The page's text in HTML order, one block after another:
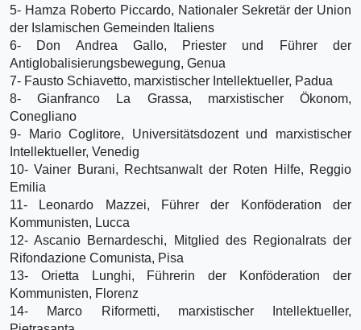
5- Hamza Roberto Piccardo, Nationaler Sekretär der Union
der Islamischen Gemeinden Italiens
6- Don Andrea Gallo, Priester und Führer der
Antiglobalisierungsbewegung, Genua
7- Fausto Schiavetto, marxistischer Intellektueller, Padua
8- Gianfranco La Grassa, marxistischer Ökonom,
Conegliano
9- Mario Coglitore, Universitätsdozent und marxistischer
Intellektueller, Venedig
10- Vainer Burani, Rechtsanwalt der Roten Hilfe, Reggio
Emilia
11- Leonardo Mazzei, Führer der Konföderation der
Kommunisten, Lucca
12- Ascanio Bernardeschi, Mitglied des Regionalrats der
Rifondazione Comunista, Pisa
13- Orietta Lunghi, Führerin der Konföderation der
Kommunisten, Florenz
14- Marco Riformetti, marxistischer Intellektueller,